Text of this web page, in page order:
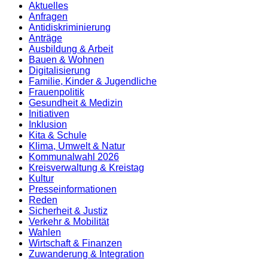
Aktuelles
Anfragen
Antidiskrimi­nierung
Anträge
Ausbildung & Arbeit
Bauen & Wohnen
Digitalisierung
Familie, Kinder & Jugendliche
Frauenpolitik
Gesundheit & Medizin
Initiativen
Inklusion
Kita & Schule
Klima, Umwelt & Natur
Kommunalwahl 2026
Kreisverwaltung & Kreistag
Kultur
Presse­informationen
Reden
Sicherheit & Justiz
Verkehr & Mobilität
Wahlen
Wirtschaft & Finanzen
Zuwanderung & Integration